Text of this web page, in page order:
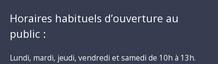
Horaires habituels d’ouverture au
public :
Lundi, mardi, jeudi, vendredi et samedi de 10h à 13h.